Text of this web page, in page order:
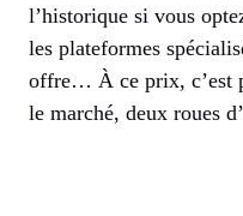
l’historique si vous
les plateformes
offre… À ce prix, c’est
le marché, deux roues